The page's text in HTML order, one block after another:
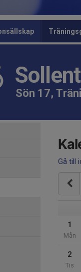
Sön 17,
Gå till
1
Mån
2
Tis